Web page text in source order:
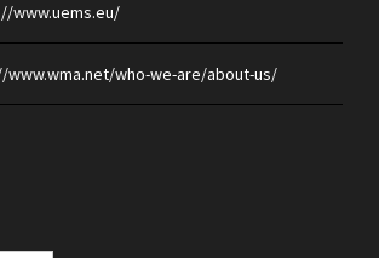
www.uems.eu/
www.wma.net/who-we-are/about-us/